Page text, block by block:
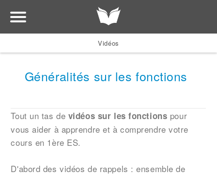
Vidéos
Généralités sur les fonctions
Tout un tas de vidéos sur les fonctions pour
vous aider à apprendre et à comprendre votre
cours en 1ère ES.
D'abord des vidéos de rappels : ensemble de